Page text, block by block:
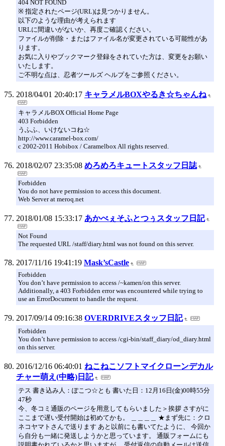
404 NOT FOUND
※ 指定されたページ(URL)は見つかりません。
以下のような理由が考えられます
URLに間違いがないか、再度ご確認ください。
ファイルが削除・またはファイル名が変更されている可能性があ
ります。
お気に入りやブックマーク登録をされていた方は、変更をお願い
いたします。
ご不明な点は、忍者ツールズ ヘルプをご参照ください。
2018/04/01 20:40:17 キャラメルBOXやるき☆ちゃんね
キャラメルBOX Official Home Page
403 Forbidden
うふふ、いけないコね☆
http://www.caramel-box.com/
c 2002-2011 Hobibox / Caramelbox All rights reserved.
2018/02/07 23:35:08 めろめろキュートスタッフ日誌
Forbidden
You do not have permission to access this document.
Web Server at meroq.net
2018/01/08 15:33:17 あかべぇそふとつぅスタッフ日記
Not Found
The requested URL /staff/diary.html was not found on this server.
2017/11/16 19:41:19 Mask’sCastle
Forbidden
You don’t have permission to access /~kamen/on this server.
Additionally, a 403 Forbidden error was encountered while trying to
use an ErrorDocument to handle the request.
2017/09/14 09:16:38 OVERDRIVEスタッフ日記
Forbidden
You don’t have permission to access /cgi-bin/staff_diary/od_diary.html
on this server.
2016/12/16 06:40:01 ねこねこソフトマイクローンデカル
チャー萌え(中略)日記
テス 書き込み人：ぽこつ☆とも 書いた日：12月16日(金)00時55分
47秒
今、冬コミ通販のページを用意してもらいました＞挨拶 さすがに
ここまで遅い受付開始は初めてかも。 ＿＿＿＿ ★まず先に：クロ
ネコヤマトさんで送ります あと以前にも書いてたように、 今回か
ら自分も一緒に発送しようかと思っています。 通販フォームにも